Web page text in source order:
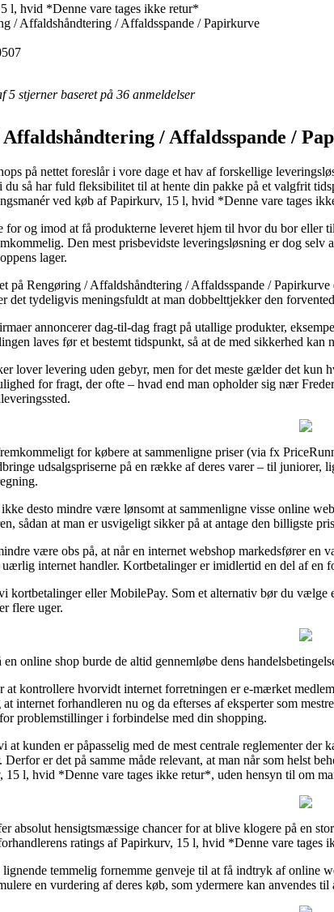
l, hvid *Denne vare tages ikke retur*
/ Affaldshåndtering / Affaldsspande / Papirkurve
5 stjerner baseret på 36 anmeldelser
/ Affaldsspande /
på nettet foreslår i vore dage et hav af forskellige
du så har fuld fleksibilitet til at hente din pakke på et valgfrit
ved køb af Papirkurv, 15 l, hvid *Denne vare tages
og imod at få produkterne leveret hjem til hvor du bor eller
Den mest prisbevidste leveringsløsning er dog
lager.
på Rengøring / Affaldshåndtering / Affaldsspande /
det tydeligvis meningsfuldt at man dobbelttjekker den
annoncerer dag-til-dag fragt på utallige produkter,
laves før et bestemt tidspunkt, så at de med sikkerhed
lover levering uden gebyr, men for det meste gælder det
for fragt, der ofte – hvad end man opholder sig nær
for købere at sammenligne priser (via fx
udsalgspriserne på en række af deres varer – til
desto mindre være lønsomt at sammenligne visse online
sådan at man er usvigeligt sikker på at antage den billigste
være obs på, at når en internet webshop markedsfører en
internet handler. Kortbetalinger er imidlertid en del af en
kortbetalinger eller MobilePay. Som et alternativ bør du
flere uger.
online shop burde de altid gennemløbe dens
at kontrollere hvorvidt internet forretningen er e-mærket
internet forhandleren nu og da efterses af eksperter som
problemstillinger i forbindelse med din shopping.
at kunden er påpasselig med de mest centrale reglementer
Derfor er det på samme måde relevant, at man når som helst
15 l, hvid *Denne vare tages ikke retur*, uden hensyn til om
absolut hensigtsmæssige chancer for at blive klogere på en
ratings af Papirkurv, 15 l, hvid *Denne vare tages
temmelig fornemme genveje til at få indtryk af online
en vurdering af deres køb, som ydermere kan anvendes